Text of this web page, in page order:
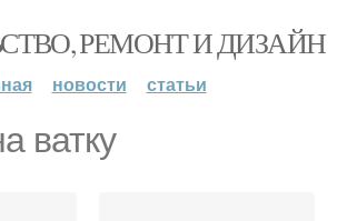
РЕМОНТ И ДИЗАЙН
новости статьи
ватку